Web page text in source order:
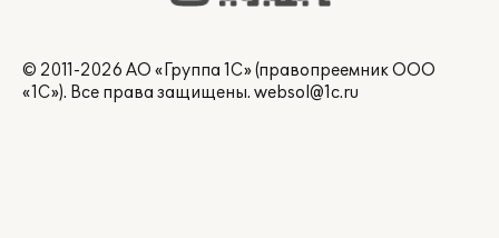
© 2011-2026 АО «Группа 1С» (правопреемник ООО
«1С»). Все права защищены. websol@1c.ru